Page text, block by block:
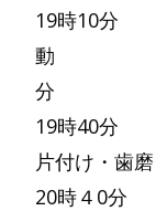
19時10
分
19時40分
片付け・歯
20時４0